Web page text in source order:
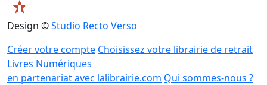
Design ©Studio Recto Verso
Créer votre compte Choisissez votre librairie de retrait
Livres Numériques
en partenariat avec lalibrairie.com Qui sommes-nous ?